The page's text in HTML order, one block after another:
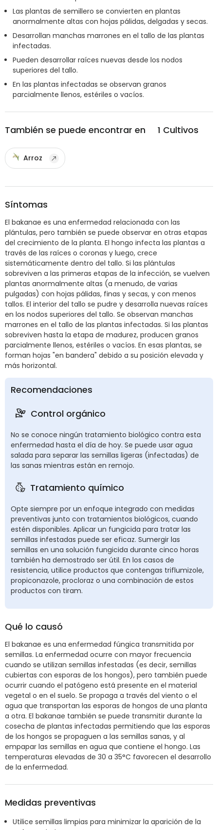
Las plantas de semillero se convierten en plantas
anormalmente altas con hojas pálidas, delgadas y secas.
Desarrollan manchas marrones en el tallo de las plantas
infectadas.
Pueden desarrollar raíces nuevas desde los nodos
superiores del tallo.
En las plantas infectadas se observan granos
parcialmente llenos, estériles o vacíos.
También se puede encontrar en 1 Cultivos
Arroz
Síntomas
El bakanae es una enfermedad relacionada con las
plántulas, pero también se puede observar en otras etapas
del crecimiento de la planta. El hongo infecta las plantas a
través de las raíces o coronas y luego, crece
sistemáticamente dentro del tallo. Si las plántulas
sobreviven a las primeras etapas de la infección, se vuelven
plantas anormalmente altas (a menudo, de varias
pulgadas) con hojas pálidas, finas y secas, y con menos
tallos. El interior del tallo se pudre y desarrolla nuevas raíces
en los nodos superiores del tallo. Se observan manchas
marrones en el tallo de las plantas infectadas. Si las plantas
sobreviven hasta la etapa de madurez, producen granos
parcialmente llenos, estériles o vacíos. En esas plantas, se
forman hojas "en bandera" debido a su posición elevada y
más horizontal.
Recomendaciones
Control orgánico
No se conoce ningún tratamiento biológico contra esta
enfermedad hasta el día de hoy. Se puede usar agua
salada para separar las semillas ligeras (infectadas) de
las sanas mientras están en remojo.
Tratamiento químico
Opte siempre por un enfoque integrado con medidas
preventivas junto con tratamientos biológicos, cuando
estén disponibles. Aplicar un fungicida para tratar las
semillas infestadas puede ser eficaz. Sumergir las
semillas en una solución fungicida durante cinco horas
también ha demostrado ser útil. En los casos de
resistencia, utilice productos que contengas triflumizole,
propiconazole, procloraz o una combinación de estos
productos con tiram.
Qué lo causó
El bakanae es una enfermedad fúngica transmitida por
semillas. La enfermedad ocurre con mayor frecuencia
cuando se utilizan semillas infestadas (es decir, semillas
cubiertas con esporas de los hongos), pero también puede
ocurrir cuando el patógeno está presente en el material
vegetal o en el suelo. Se propaga a través del viento o el
agua que transportan las esporas de hongos de una planta
a otra. El bakanae también se puede transmitir durante la
cosecha de plantas infectadas permitiendo que las esporas
de los hongos se propaguen a las semillas sanas, y al
empapar las semillas en agua que contiene el hongo. Las
temperaturas elevadas de 30 a 35°C favorecen el desarrollo
de la enfermedad.
Medidas preventivas
Utilice semillas limpias para minimizar la aparición de la